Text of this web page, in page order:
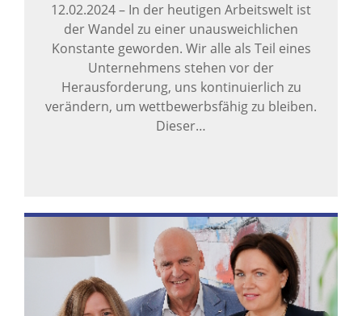
12.02.2024– In der heutigen Arbeitswelt ist
der Wandel zu einer unausweichlichen
Konstante geworden. Wir alle als Teil eines
Unternehmens stehen vor der
Herausforderung, uns kontinuierlich zu
verändern, um wettbewerbsfähig zu bleiben.
Dieser…